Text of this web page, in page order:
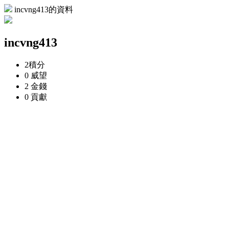
incvng413的資料
incvng413
2積分
0 威望
2 金錢
0 貢獻